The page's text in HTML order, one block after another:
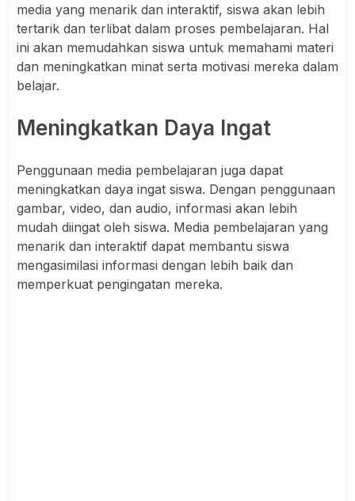
media yang menarik dan interaktif, siswa akan lebih
tertarik dan terlibat dalam proses pembelajaran. Hal
ini akan memudahkan siswa untuk memahami materi
dan meningkatkan minat serta motivasi mereka dalam
belajar.
Meningkatkan Daya Ingat
Penggunaan media pembelajaran juga dapat
meningkatkan daya ingat siswa. Dengan penggunaan
gambar, video, dan audio, informasi akan lebih
mudah diingat oleh siswa. Media pembelajaran yang
menarik dan interaktif dapat membantu siswa
mengasimilasi informasi dengan lebih baik dan
memperkuat pengingatan mereka.